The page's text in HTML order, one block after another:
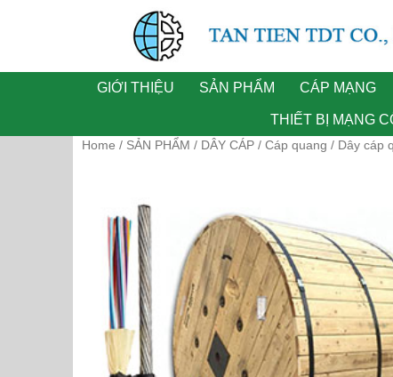
PHÂN PHỐI THIẾT BỊ MẠNG CHÍNH HÃNG
GIỚI THIỆU SẢN PHẨM CÁP MẠNG
THIẾT BỊ MẠNG
Home / SẢN PHẨM / DÂY CÁP/ Cáp quang / Dây cáp